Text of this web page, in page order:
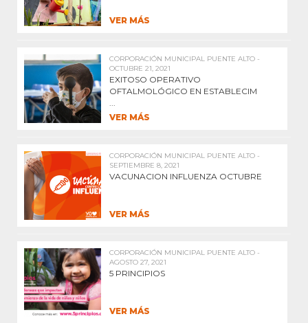
VER MÁS
CORPORACIÓN MUNICIPAL PUENTE ALTO -
OCTUBRE 21, 2021
EXITOSO OPERATIVO
OFTALMOLÓGICO EN ESTABLECIM
VER MÁS
CORPORACIÓN MUNICIPAL PUENTE ALTO -
SEPTIEMBRE 8, 2021
VACUNACION INFLUENZA OCTUBRE
VER MÁS
CORPORACIÓN MUNICIPAL PUENTE ALTO -
AGOSTO 27, 2021
5 PRINCIPIOS
VER MÁS